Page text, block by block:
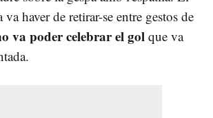
va haver de retirar-se entre gestos de
va poder celebrar el gol que va